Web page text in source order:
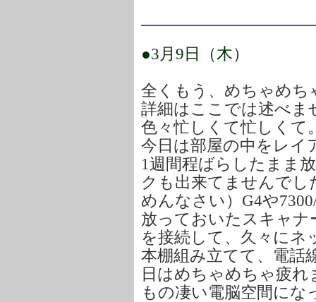
●3月9日（木）
全くもう、めちゃめち
詳細はここでは述べま
色々忙しくて忙しくて
今日は部屋の中をレイ
1週間程ばらしたまま
クも出来てませんで
めんなさい）G4や
放っておいたスキャ
を接続して、久々にネ
本棚組み立てて、電話
日はめちゃめちゃ疲れ
もの凄い電脳空間に